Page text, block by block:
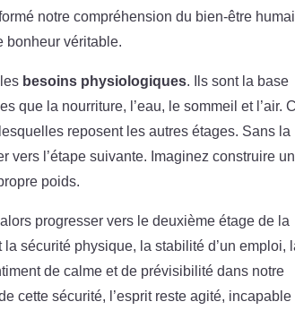
notre compréhension du bien-être
bonheur véritable.
besoins physiologiques. Ils sont la base
que la nourriture, l’eau, le sommeil et l’air.
reposent les autres étages. Sans la
vers l’étape suivante. Imaginez construire
poids.
progresser vers le deuxième étage de la
sécurité physique, la stabilité d’un emploi,
de calme et de prévisibilité dans notre
cette sécurité, l’esprit reste agité, incapable